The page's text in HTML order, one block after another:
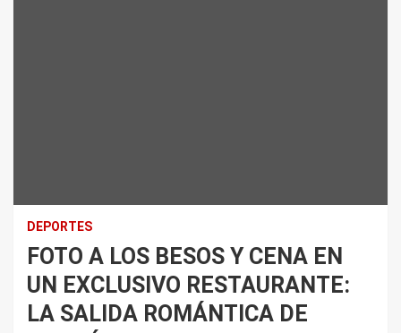
DEPORTES
FOTO A LOS BESOS Y CENA EN
UN EXCLUSIVO RESTAURANTE:
LA SALIDA ROMÁNTICA DE